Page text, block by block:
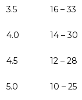
3.5
16 – 33
4.0
14 – 30
4.5
12 – 28
5.0
10 – 25